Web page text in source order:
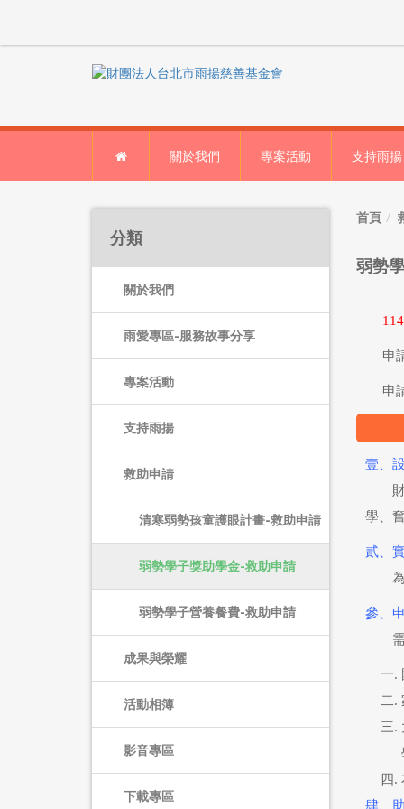
關於我們 專案活動 支持雨揚
分類
關於我們
雨愛專區-服務故事分享
專案活動
支持雨揚
救助申請
清寒弱勢孩童護眼計畫-救助申請
弱勢學子獎助學金-救助申請
弱勢學子營養餐費-救助申請
成果與榮耀
活動相簿
影音專區
下載專區
首頁
弱勢
申
申
壹、
學、
貳、
參、
肆、